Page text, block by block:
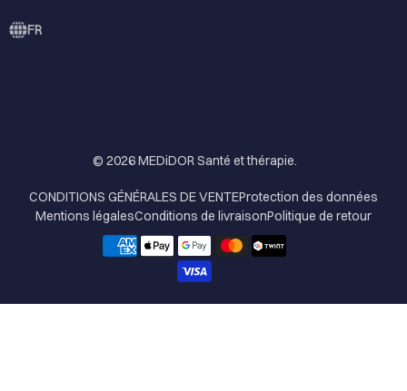
FR
© 2026MEDiDOR Santé et thérapie.
CONDITIONS GÉNÉRALES DE VENTEProtection des données
Mentions légalesConditions de livraisonPolitique de retour